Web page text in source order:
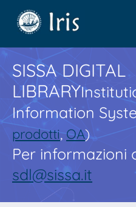
SISSA DIGITAL
LIBRARY
Information
prodotti,OA)
Per informazioni
sdl@sissa.it